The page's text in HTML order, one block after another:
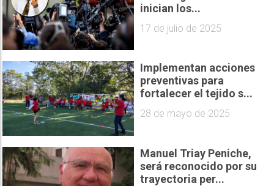
inician los...
17 de julio de 2025
Implementan acciones
preventivas para
fortalecer el tejido s...
28 de mayo de 2025
Manuel Triay Peniche,
será reconocido por su
trayectoria per...